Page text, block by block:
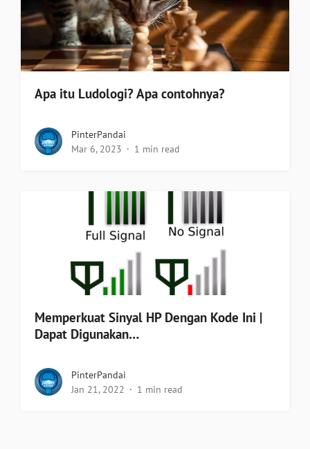
Apa itu Ludologi? Apa contohnya?
PinterPandai
Mar 6, 2023
1 min read
Memperkuat Sinyal HP Dengan Kode Ini |
Dapat Digunakan…
PinterPandai
Jan 21, 2022
1 min read